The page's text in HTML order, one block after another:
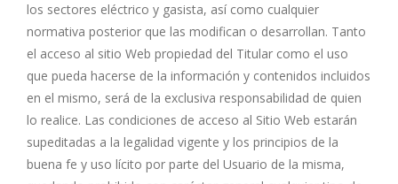
los sectores eléctrico y gasista, así como cualquier
normativa posterior que las modifican o desarrollan. Tanto
el acceso al sitio Web propiedad del Titular como el uso
que pueda hacerse de la información y contenidos incluidos
en el mismo, será de la exclusiva responsabilidad de quien
lo realice. Las condiciones de acceso al Sitio Web estarán
supeditadas a la legalidad vigente y los principios de la
buena fe y uso lícito por parte del Usuario de la misma,